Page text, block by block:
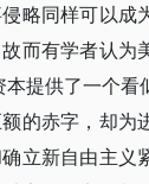
略同样可以成
而有学者认为
本提供了一个看
的赤字，却为
立新自由主义